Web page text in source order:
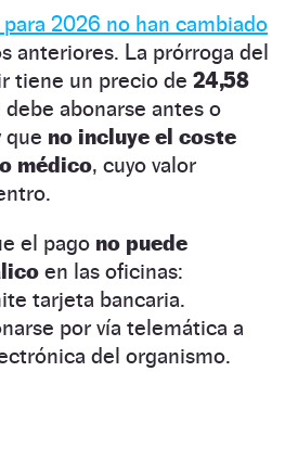
para 2026 no han cambiado
anteriores. La prórroga del
tiene un precio de 24,58
abonarse antes o
que no incluye el coste
médico, cuyo valor
el pago no puede
en las oficinas:
tarjeta bancaria.
por vía telemática a
del organismo.